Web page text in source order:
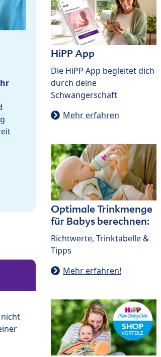
HiPP App
Die HiPP App begleitet dich
durch deine
Schwangerschaft
Mehr erfahren
Optimale Trinkmenge
für Babys berechnen:
Richtwerte, Trinktabelle &
Tipps
Mehr erfahren!